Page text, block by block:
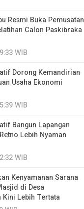
Resmi Buka Pemusatan
Calon Paskibraka
WIB
Dorong Kemandirian
Usaha Ekonomi
WIB
Bangun Lapangan
Lebih Nyaman
WIB
Kenyamanan Sarana
di Desa
Lebih Tertata